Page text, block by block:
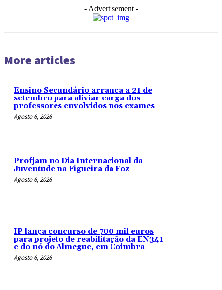
- Advertisement -
More articles
Ensino Secundário arranca a 21 de
setembro para aliviar carga dos
professores envolvidos nos exames
Agosto 6, 2026
Profjam no Dia Internacional da
Juventude na Figueira da Foz
Agosto 6, 2026
IP lança concurso de 700 mil euros
para projeto de reabilitação da EN341
e do nó do Almegue, em Coimbra
Agosto 6, 2026